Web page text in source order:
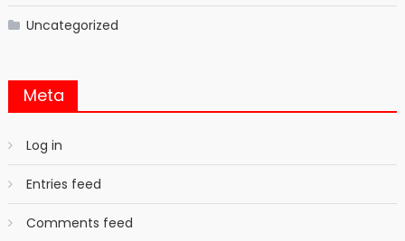
Uncategorized
Meta
Log in
Entries feed
Comments feed